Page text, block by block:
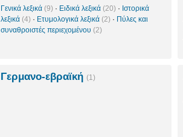
Γενικά λεξικά (9) · Ειδικά λεξικά (20) · Ιστορικά
λεξικά (4) · Ετυμολογικά λεξικά (2) · Πύλες και
συναθροιστές περιεχομένου (2)
Γερμανο-εβραϊκή (1)